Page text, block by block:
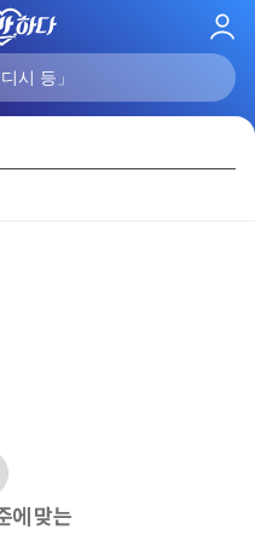
로
에 맞는